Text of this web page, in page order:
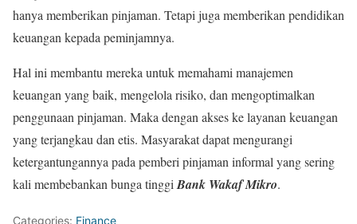
hanya memberikan pinjaman. Tetapi juga memberikan pendidikan
keuangan kepada peminjamnya.
Hal ini membantu mereka untuk memahami manajemen
keuangan yang baik, mengelola risiko, dan mengoptimalkan
penggunaan pinjaman. Maka dengan akses ke layanan keuangan
yang terjangkau dan etis. Masyarakat dapat mengurangi
ketergantungannya pada pemberi pinjaman informal yang sering
kali membebankan bunga tinggi Bank Wakaf Mikro.
Categories: Finance